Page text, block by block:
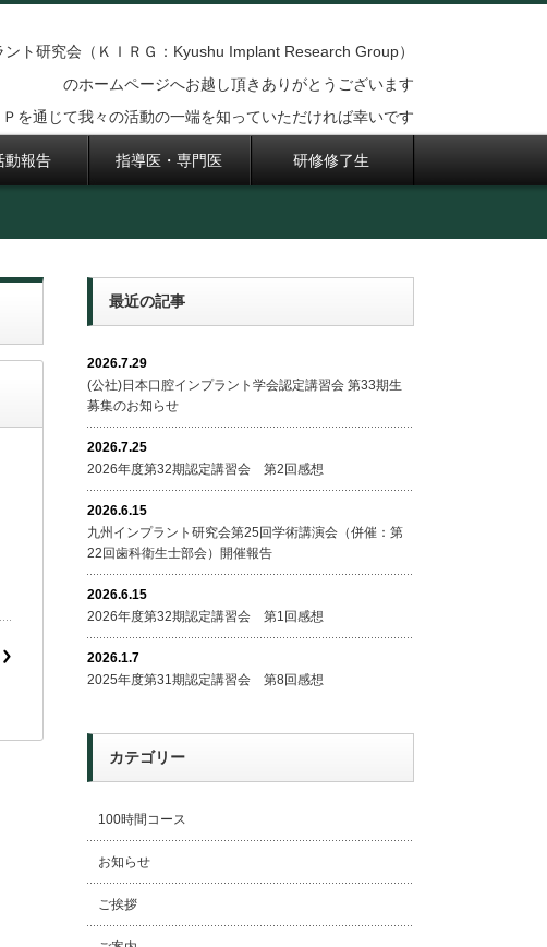
ント研究会（ＫＩＲＧ：Kyushu Implant Research Group）
のホームページへお越し頂きありがとうございます
Ｐを通じて我々の活動の一端を知っていただければ幸いです
動報告 指導医・専門医 研修修了生
最近の記事
2026.7.29
(公社)日本口腔インプラント学会認定講習会 第33期生
募集のお知らせ
2026.7.25
2026年度第32期認定講習会 第2回感想
2026.6.15
九州インプラント研究会第25回学術講演会（併催：第
22回歯科衛生士部会）開催報告
2026.6.15
2026年度第32期認定講習会 第1回感想
2026.1.7
2025年度第31期認定講習会 第8回感想
カテゴリー
100時間コース
お知らせ
ご挨拶